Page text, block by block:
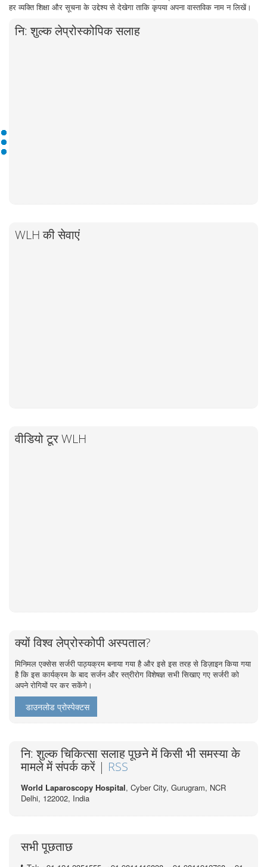
हर व्यक्ति शिक्षा और सूचना के उद्देश्य से देखेगा ताकि कृपया अपना वास्तविक नाम न लिखें।
नि: शुल्क लेप्रोस्कोपिक सलाह
WLH की सेवाएं
वीडियो टूर WLH
क्यों विश्व लेप्रोस्कोपी अस्पताल?
मिनिमल एक्सेस सर्जरी पाठ्यक्रम बनाया गया है और इसे इस तरह से डिज़ाइन किया गया
है कि इस कार्यक्रम के बाद सर्जन और स्त्रीरोग विशेषज्ञ सभी सिखाए गए सर्जरी को
अपने रोगियों पर कर सकेंगे।
डाउनलोड प्रोस्पेक्टस
नि: शुल्क चिकित्सा सलाह पूछने में किसी भी समस्या के
मामले में संपर्क करें | RSS
World Laparoscopy Hospital, Cyber City, Gurugram, NCR
Delhi, 122002, India
सभी पूछताछ